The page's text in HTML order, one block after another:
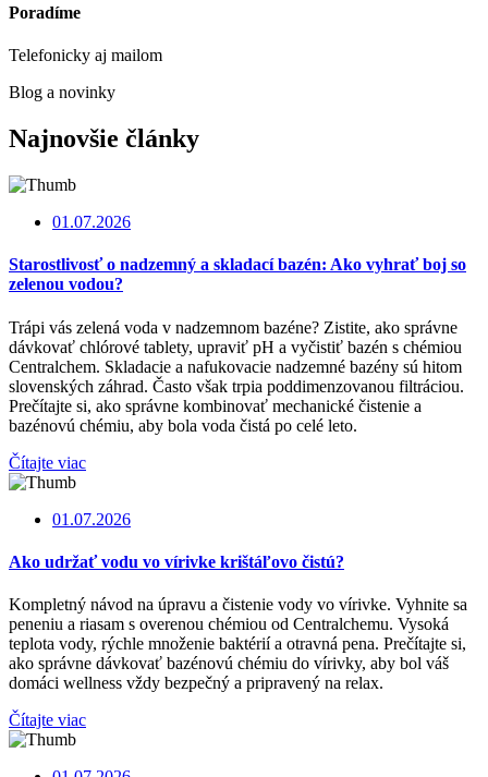
Poradíme
Telefonicky aj mailom
Blog a novinky
Najnovšie články
01.07.2026
Starostlivosť o nadzemný a skladací bazén: Ako vyhrať boj so
zelenou vodou?
Trápi vás zelená voda v nadzemnom bazéne? Zistite, ako správne
dávkovať chlórové tablety, upraviť pH a vyčistiť bazén s chémiou
Centralchem. Skladacie a nafukovacie nadzemné bazény sú hitom
slovenských záhrad. Často však trpia poddimenzovanou filtráciou.
Prečítajte si, ako správne kombinovať mechanické čistenie a
bazénovú chémiu, aby bola voda čistá po celé leto.
Čítajte viac
01.07.2026
Ako udržať vodu vo vírivke krištáľovo čistú?
Kompletný návod na úpravu a čistenie vody vo vírivke. Vyhnite sa
peneniu a riasam s overenou chémiou od Centralchemu. Vysoká
teplota vody, rýchle množenie baktérií a otravná pena. Prečítajte si,
ako správne dávkovať bazénovú chémiu do vírivky, aby bol váš
domáci wellness vždy bezpečný a pripravený na relax.
Čítajte viac